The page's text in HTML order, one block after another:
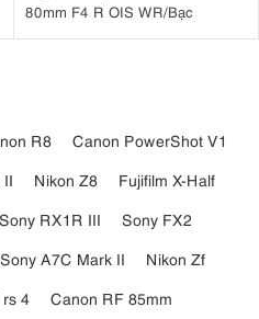
80mm F4 R OIS WR/Bạc
R8
Canon PowerShot V1
Nikon Z8
Fujifilm X-Half
Sony RX1R III
Sony FX2
Sony A7C Mark II
Nikon Zf
4
Canon RF 85mm